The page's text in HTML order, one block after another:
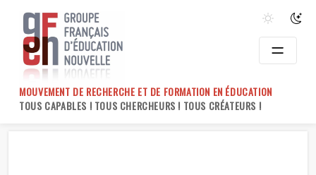
content
MOUVEMENT DE RECHERCHE ET DE FORMATION EN ÉDUCATION
TOUS CAPABLES ! TOUS CHERCHEURS ! TOUS CRÉATEURS !